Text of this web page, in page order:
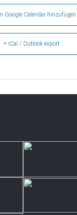
Google Calendar hinzufügen
+ iCal / Outlook export